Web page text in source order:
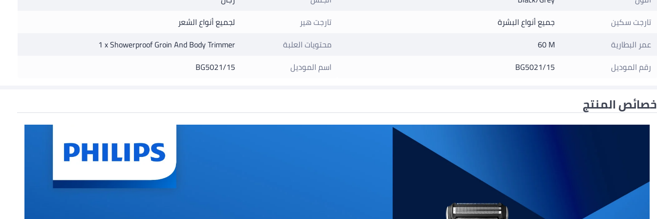
تارجت سكين
جميع أنواع البشرة
عمر البطارية
60 M
رقم الموديل
BG5021/15
تارجت هير
لجميع أنواع الشعر
محتويات العلبة
1 x Showerproof Groin And Body Trimmer
اسم الموديل
BG5021/15
خصائص المنتج